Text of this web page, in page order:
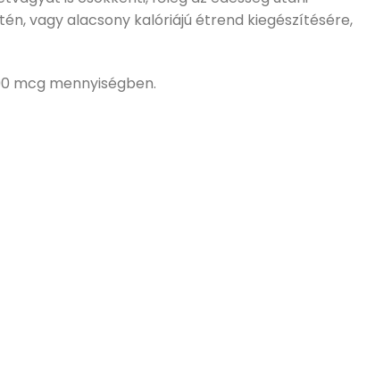
vagy alacsony kalóriájú étrend kiegészítésére,
mcg mennyiségben.